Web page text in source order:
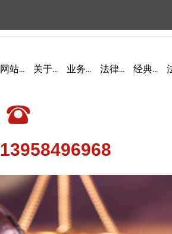
网站首页 关于我们 业务领域 法律产品 经典案例
뀰
13958496968